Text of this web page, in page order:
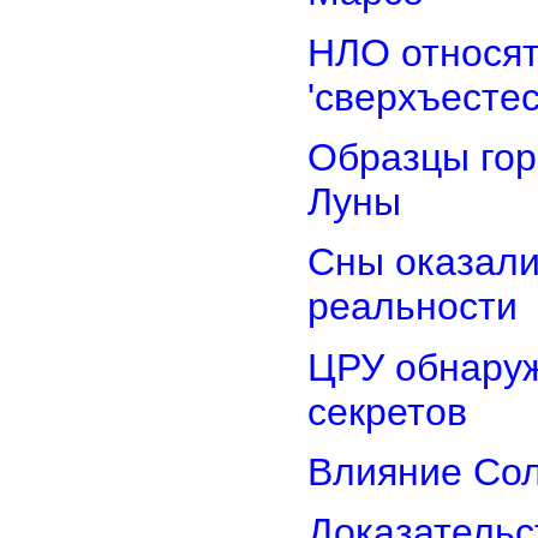
НЛО
Образцы
Луны
Сны
реальности
ЦРУ
секретов
Влияние